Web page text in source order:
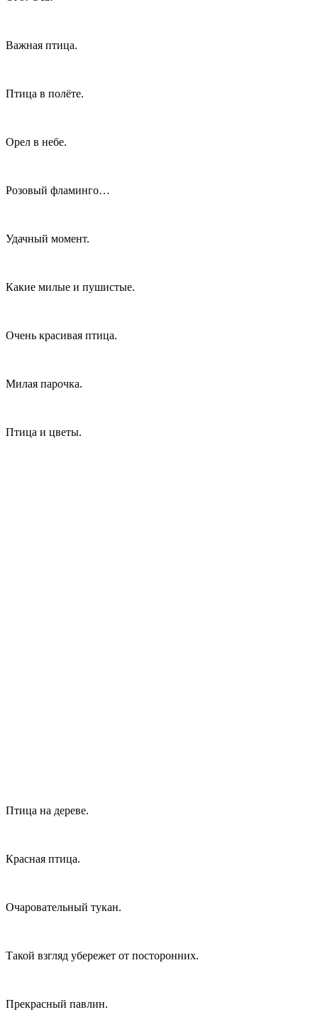
Важная птица.
Птица в полёте.
Орел в небе.
Розовый фламинго…
Удачный момент.
Какие милые и пушистые.
Очень красивая птица.
Милая парочка.
Птица и цветы.
Птица на дереве.
Красная птица.
Очаровательный тукан.
Такой взгляд убережет от посторонних.
Прекрасный павлин.